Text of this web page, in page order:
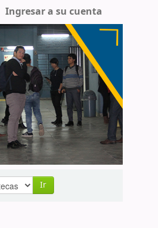
Ingresar a su cuenta
Ir